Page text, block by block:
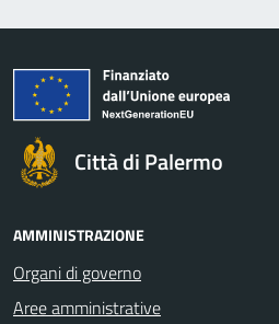
Città di Palermo
AMMINISTRAZIONE
Organi di governo
Aree amministrative